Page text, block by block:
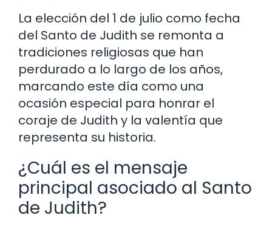
La elección del 1 de julio como fecha
del Santo de Judith se remonta a
tradiciones religiosas que han
perdurado a lo largo de los años,
marcando este día como una
ocasión especial para honrar el
coraje de Judith y la valentía que
representa su historia.
¿Cuál es el mensaje
principal asociado al Santo
de Judith?